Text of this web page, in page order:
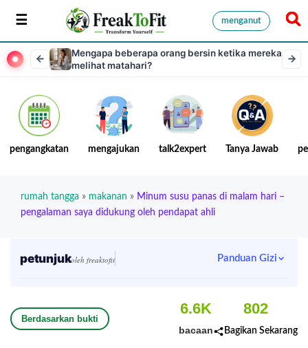
menganut
Mengapa beberapa orang bersin ketika mereka
melihat matahari?
pengangkatan mengajukan talk2expert Tanya Jawab
rumah tangga » makanan » Minum susu panas di malam hari –
pengalaman saya didukung oleh pendapat ahli
petunjukoleh freaktofit Panduan Gizi
Berdasarkan bukti
6.6K
bacaan
802
Bagikan Sekarang